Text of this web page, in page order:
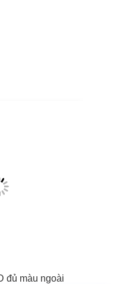
đủ màu ngoài